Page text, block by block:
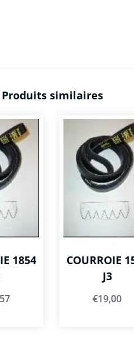
Produits similaires
1854
COURROIE
J3
€19,00